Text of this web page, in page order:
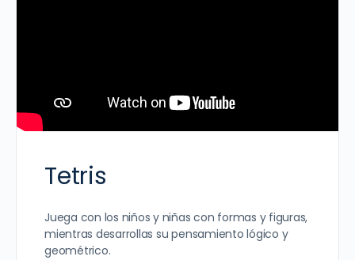
Tetris
Juega con los niños y niñas con formas y figuras,
mientras desarrollas su pensamiento lógico y
geométrico.